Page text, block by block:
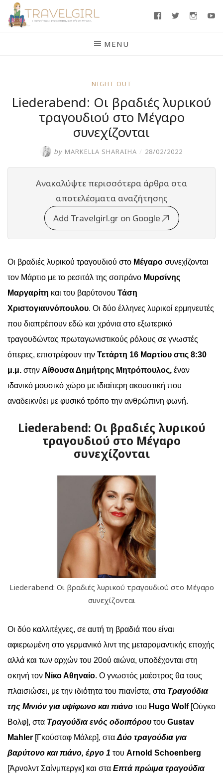
Skip
FacebookTwitter
MENU
NIGHT OUT
Liederabend: Οι βραδιές λυρικού
τραγουδιού στο Μέγαρο
συνεχίζονται
by MARKELLA SHARAIHA / 28/02/2022
Ανακαλύψτε περισσότερα άρθρα στα
αποτελέσματα αναζήτησης
Add Travelgirl.gr on Google
Οι βραδιές λυρικού τραγουδιού στο Μέγαρο συνεχίζονται
τον Μάρτιο με το ρεσιτάλ της σοπράνο Μυρσίνης
Μαργαρίτη και του βαρύτονου Τάση
Χριστογιαννόπουλου. Οι δύο έλληνες λυρικοί ερμηνευτές
που διαπρέπουν εδώ και χρόνια στο εξωτερικό
τραγουδώντας πρωταγωνιστικούς ρόλους σε γνωστές
όπερες, επιστρέφουν την Τετάρτη 16 Μαρτίου στις 8:30
μ.μ. στην Αίθουσα Δημήτρης Μητρόπουλος, έναν
ιδανικό μουσικό χώρο με ιδιαίτερη ακουστική που
αναδεικνύει με φυσικό τρόπο την ανθρώπινη φωνή.
Liederabend: Οι βραδιές λυρικού
τραγουδιού στο Μέγαρο
συνεχίζονται
Liederabend: Οι βραδιές λυρικού τραγουδιού στο Μέγαρο
συνεχίζονται
Οι δύο καλλιτέχνες, σε αυτή τη βραδιά που είναι
αφιερωμένη στο γερμανικό λιντ της μεταρομαντικής εποχής
αλλά και των αρχών του 20ού αιώνα, υποδέχονται στη
σκηνή τον Νίκο Αθηναίο. Ο γνωστός μαέστρος θα τους
πλαισιώσει, με την ιδιότητα του πιανίστα, στα Τραγούδια
της Μινιόν για υψίφωνο και πιάνο του Hugo Wolf [Oύγκο
Βολφ], στα Τραγούδια ενός οδοιπόρου του Gustav
Mahler [Γκούσταφ Μάλερ], σταΔύο τραγούδια για
βαρύτονο και πιάνο, έργο 1 του Arnold Schoenberg
[Άρνολντ Σαίνμπεργκ] και στα Επτά πρώιμα τραγούδια